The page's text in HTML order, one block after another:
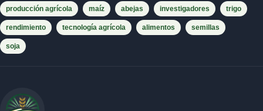
producción agrícola maíz abejas investigadores trigo
rendimiento tecnología agrícola alimentos semillas
soja